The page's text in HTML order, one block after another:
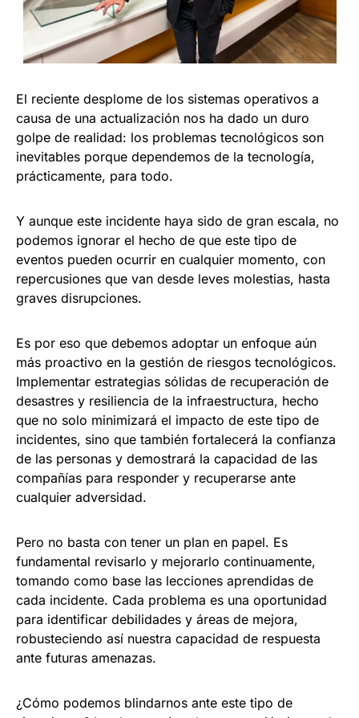
El reciente desplome de los sistemas operativos a
causa de una actualización nos ha dado un duro
golpe de realidad: los problemas tecnológicos son
inevitables porque dependemos de la tecnología,
prácticamente, para todo.
Y aunque este incidente haya sido de gran escala, no
podemos ignorar el hecho de que este tipo de
eventos pueden ocurrir en cualquier momento, con
repercusiones que van desde leves molestias, hasta
graves disrupciones.
Es por eso que debemos adoptar un enfoque aún
más proactivo en la gestión de riesgos tecnológicos.
Implementar estrategias sólidas de recuperación de
desastres y resiliencia de la infraestructura, hecho
que no solo minimizará el impacto de este tipo de
incidentes, sino que también fortalecerá la confianza
de las personas y demostrará la capacidad de las
compañías para responder y recuperarse ante
cualquier adversidad.
Pero no basta con tener un plan en papel. Es
fundamental revisarlo y mejorarlo continuamente,
tomando como base las lecciones aprendidas de
cada incidente. Cada problema es una oportunidad
para identificar debilidades y áreas de mejora,
robusteciendo así nuestra capacidad de respuesta
ante futuras amenazas.
¿Cómo podemos blindarnos ante este tipo de